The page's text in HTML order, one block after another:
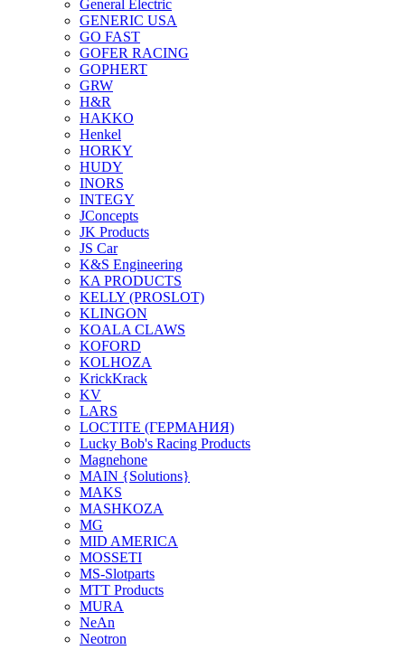
General Electric
GENERIC USA
GO FAST
GOFER RACING
GOPHERT
GRW
H&R
HAKKO
Henkel
HORKY
HUDY
INORS
INTEGY
JConcepts
JK Products
JS Car
K&S Engineering
KA PRODUCTS
KELLY (PROSLOT)
KLINGON
KOALA CLAWS
KOFORD
KOLHOZA
KrickKrack
KV
LARS
LOCTITE (ГЕРМАНИЯ)
Lucky Bob's Racing Products
Magnehone
MAIN {Solutions}
MAKS
MASHKOZA
MG
MID AMERICA
MOSSETI
MS-Slotparts
MTT Products
MURA
NeAn
Neotron